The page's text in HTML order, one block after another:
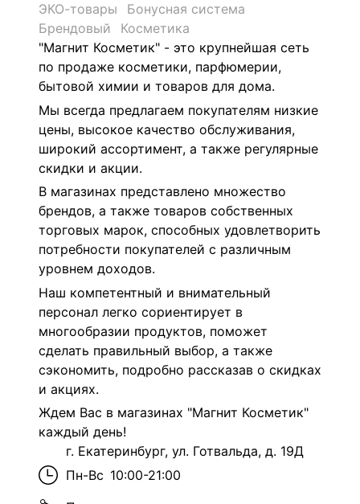
ЭКО-товары
Бонусная система
Брендовый
Косметика
"Магнит Косметик" - это крупнейшая сеть
по продаже косметики, парфюмерии,
бытовой химии и товаров для дома.
Мы всегда предлагаем покупателям низкие
цены, высокое качество обслуживания,
широкий ассортимент, а также регулярные
скидки и акции.
В магазинах представлено множество
брендов, а также товаров собственных
торговых марок, способных удовлетворить
потребности покупателей с различным
уровнем доходов.
Наш компетентный и внимательный
персонал легко сориентирует в
многообразии продуктов, поможет
сделать правильный выбор, а также
сэкономить, подробно рассказав о скидках
и акциях.
Ждем Вас в магазинах "Магнит Косметик"
каждый день!
г. Екатеринбург, ул. Готвальда, д. 19Д
Пн-Вс 10:00-21:00